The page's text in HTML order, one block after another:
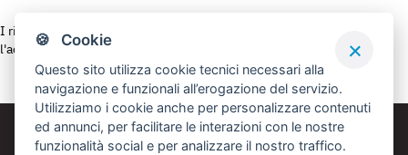
I rimborsi vengono emessi sul metodo di pagamento utilizzato per
l'acquisto
🍪 Cookie
Questo sito utilizza cookie tecnici necessari alla
navigazione e funzionali all’erogazione del servizio.
Utilizziamo i cookie anche per personalizzare contenuti
ed annunci, per facilitare le interazioni con le nostre
funzionalità social e per analizzare il nostro traffico.